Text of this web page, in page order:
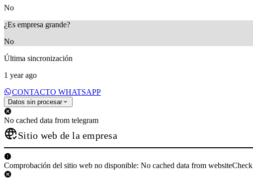
No
¿Es empresa grande?
No
Última sincronización
1 year ago
CONTACTO WHATSAPP
Datos sin procesar
No cached data from telegram
Sitio web de la empresa
Comprobación del sitio web no disponible: No cached data from websiteCheck